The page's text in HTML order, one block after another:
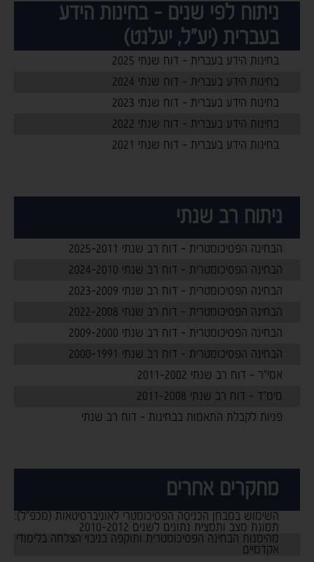
ניתוח לפי שנים - בחינות הידע
בעברית (יע"ל, יעלנט)
בחינות הידע בעברית - דוח שנתי 2025
בחינות הידע בעברית - דוח שנתי 2024
בחינות הידע בעברית - דוח שנתי 2023
בחינות הידע בעברית - דוח שנתי 2022
בחינות הידע בעברית - דוח שנתי 2021
ניתוח רב שנתי
הבחינה הפסיכומטרית - דוח רב שנתי 2025-2011
הבחינה הפסיכומטרית - דוח רב שנתי 2024-2010
הבחינה הפסיכומטרית - דוח רב שנתי 2023-2009
הבחינה הפסיכומטרית - דוח רב שנתי 2022-2008
הבחינה הפסיכומטרית - דוח רב שנתי 2009-2000
הבחינה הפסיכומטרית - דוח רב שנתי 2000-1991
אמי"ר - דוח רב שנתי 2011-2002
מימ"ד - דוח רב שנתי 2011-2008
פניות לקבלת התאמות בבחינות - דוח רב שנתי
מחקרים אחרים
השימוש במבחן הכניסה הפסיכומטרי לאוניברסיטאות (מכפ"ל):
תמונת מצב ותמצית נתונים לשנים 2010-2012
מהימנות הבחינה הפסיכומטרית ותוקפה בניבוי הצלחה בלימודי
אקדמיים